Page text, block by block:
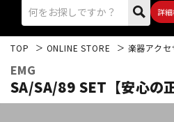
詳
TOP ONLINE STORE 楽器アクセ
EMG
SA/SA/89 SET【安心の